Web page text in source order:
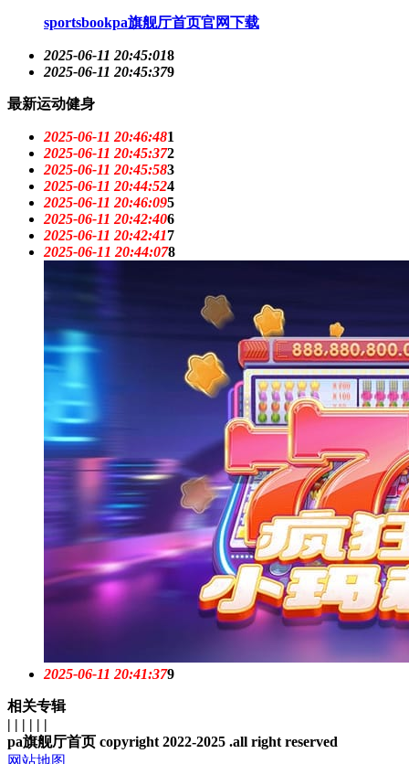
sportsbookpa旗舰厅首页官网下载
2025-06-11 20:45:018
2025-06-11 20:45:379
最新运动健身
2025-06-11 20:46:481
2025-06-11 20:45:372
2025-06-11 20:45:583
2025-06-11 20:44:524
2025-06-11 20:46:095
2025-06-11 20:42:406
2025-06-11 20:42:417
2025-06-11 20:44:078
2025-06-11 20:41:379
相关专辑
| | | | | |
pa旗舰厅首页 copyright 2022-2025 .all right reserved